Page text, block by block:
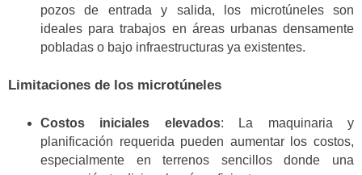
pozos de entrada y salida, los microtúneles son
ideales para trabajos en áreas urbanas densamente
pobladas o bajo infraestructuras ya existentes.
Limitaciones de los microtúneles
Costos iniciales elevados: La maquinaria y
planificación requerida pueden aumentar los costos,
especialmente en terrenos sencillos donde una